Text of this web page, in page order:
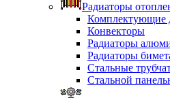
Радиаторы
Комплектующие
Конвекторы
Радиаторы
Радиаторы
Стальные
Стальной